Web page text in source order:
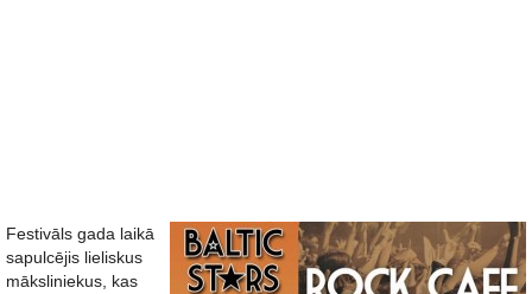
Festivāls gada laikā
sapulcējis lieliskus
māksliniekus, kas